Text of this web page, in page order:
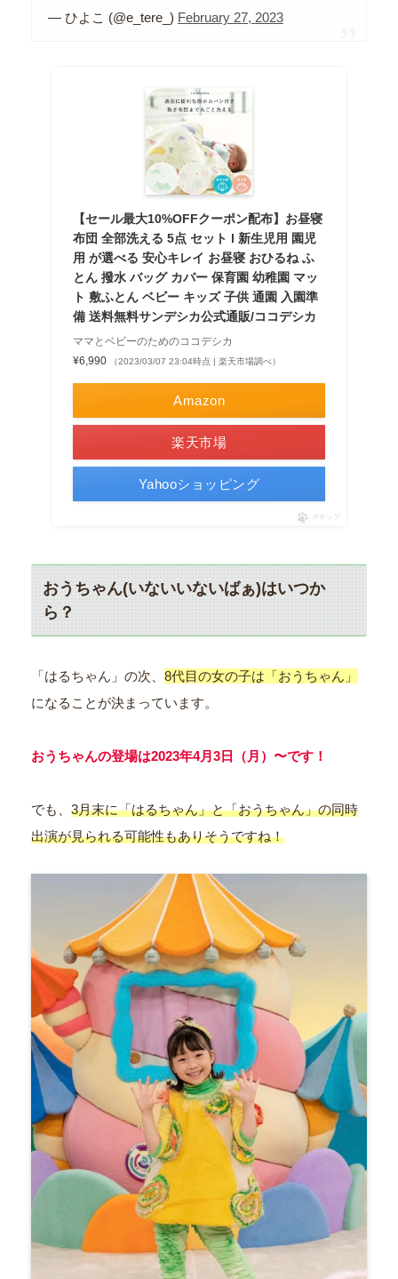
— ひよこ (@e_tere_) February 27, 2023
【セール最大10%OFFクーポン配布】お昼寝
布団 全部洗える 5点 セット l 新生児用 園児
用 が選べる 安心キレイ お昼寝 おひるね ふ
とん 撥水 バッグ カバー 保育園 幼稚園 マッ
ト 敷ふとん ベビー キッズ 子供 通園 入園準
備 送料無料サンデシカ公式通販/ココデシカ
ママとベビーのためのココデシカ
¥6,990
（2023/03/07 23:04時点 | 楽天市場調べ）
Amazon
楽天市場
Yahooショッピング
ポチップ
おうちゃん(いないいないばぁ)はいつか
ら？
「はるちゃん」の次、 8代目の女の子は「おうちゃん」
になることが決まっています。
おうちゃんの登場は2023年4月3日（月）〜です！
でも、 3月末に「はるちゃん」と「おうちゃん」の同時
出演が見られる可能性もありそうですね！